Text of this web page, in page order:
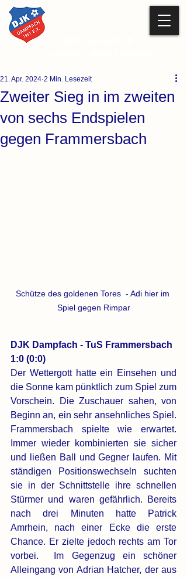
Zweiter Sieg in im zweiten
von sechs Endspielen
gegen Frammersbach
21. Apr. 2024 2 Min. Lesezeit
Schütze des goldenen Tores  - Adi hier im
Spiel gegen Rimpar
DJK Dampfach - TuS Frammersbach
1:0 (0:0)
Der Wettergott hatte ein Einsehen und
die Sonne kam pünktlich zum Spiel zum
Vorschein. Die Zuschauer sahen, von
Beginn an, ein sehr ansehnliches Spiel.
Frammersbach spielte wie erwartet.
Immer wieder kombinierten sie sicher
und ließen Ball und Gegner laufen. Mit
ständigen Positionswechseln suchten
sie in der Schnittstelle ihre schnellen
Stürmer und waren gefährlich. Bereits
nach drei Minuten hatte Patrick
Amrhein, nach einer Ecke die erste
Chance. Er zielte jedoch rechts am Tor
vorbei.  Im Gegenzug ein schöner
Alleingang von Adrian Hatcher, der aus